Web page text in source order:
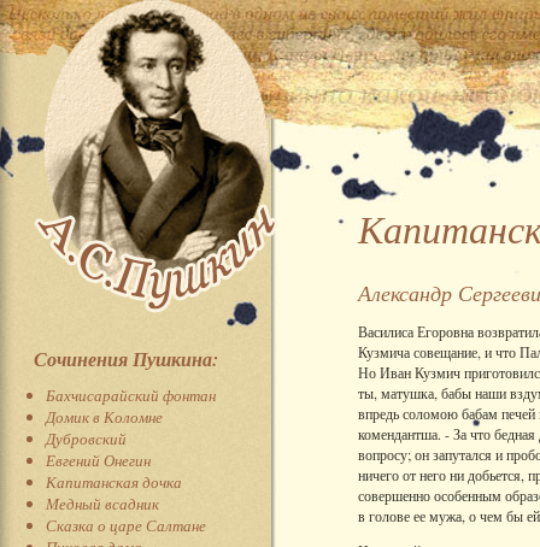
Сочинения Пушкина:
Бахчисарайский фонтан
Домик в Коломне
Дубровский
Евгений Онегин
Капитанская дочка
Медный всадник
Сказка о царе Салтане
Александр
Василиса Егоровна
Кузмича совещание, и что
Но Иван Кузмич
ты, матушка, бабы наши
впредь соломою бабам
комендантша. - За что
вопросу; он запутался и
ничего от него ни добьется,
совершенно особенным
в голове ее мужа, о чем бы